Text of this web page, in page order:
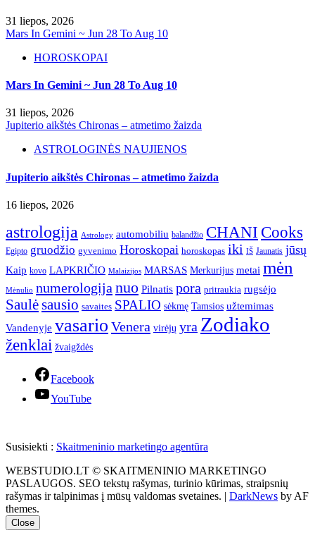
31 liepos, 2026
Mars In Gemini ~ Jun 28 To Aug 10
HOROSKOPAI
Mars In Gemini ~ Jun 28 To Aug 10
31 liepos, 2026
Jupiterio aikštės Chironas – atmetimo žaizda
ASTROLOGINĖS NAUJIENOS
Jupiterio aikštės Chironas – atmetimo žaizda
16 liepos, 2026
astrologija Astrology automobiliu balandžio CHANI Cooks
Egipto gruodžio gyvenimo Horoskopai horoskopas iki IŠ Jaunatis jūsų
Kaip kovo LAPKRIČIO Malaizijos MARSAS Merkurijus metai mėn
Mėnulio numerologija nuo Pilnatis pora pritraukia rugsėjo
Saulėsausio savaites SPALIO sėkmę Tamsios užtemimas
Vandenyje vasario Venera virėjų yra Zodiako
ženklai žvaigždės
Facebook
YouTube
Susisiekti : Skaitmeninio marketingo agentūra
WEBSTUDIO.LT © SKAITMENINIO MARKETINGO
PASLAUGOS. SEO tekstų rašymas, turinio kūrimas, straipsnių
rašymas ir talpinimas į mūsų valdomas svetaines. | DarkNews by AF
themes.
Close